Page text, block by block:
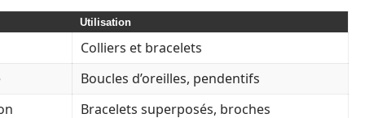
Utilisation
Colliers et bracelets
Boucles d’oreilles, pendentifs
Bracelets superposés, broches